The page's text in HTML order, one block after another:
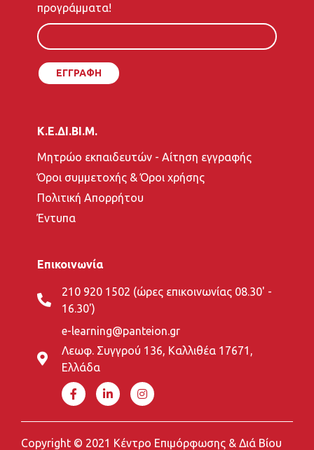
mail
σας
προγράμματα!
Κ.Ε.ΔΙ.ΒΙ.Μ.
Μητρώο εκπαιδευτών - Αίτηση εγγραφής
Όροι συμμετοχής & Όροι χρήσης
Πολιτική Απορρήτου
Έντυπα
Επικοινωνία
210 920 1502 (ώρες επικοινωνίας 08.30' -
16.30')
e-learning@panteion.gr
Λεωφ. Συγγρού 136, Καλλιθέα 17671,
Ελλάδα
Copyright © 2021 Κέντρο Επιμόρφωσης & Διά Βίου